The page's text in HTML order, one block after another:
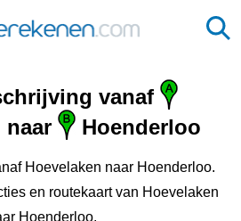
vanaf
naar
Hoenderloo
Hoevelaken naar Hoenderloo.
en routekaart van Hoevelaken
Hoenderloo.